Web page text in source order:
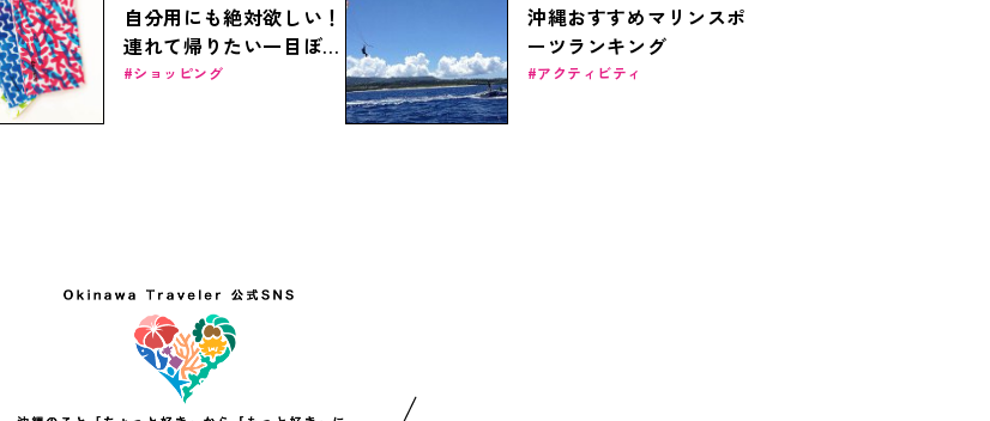
自分用にも絶対欲しい！
連れて帰りたい一目ぼれ
雑貨
ショッピング
沖縄おすすめマリンスポ
ーツランキング
アクティビティ